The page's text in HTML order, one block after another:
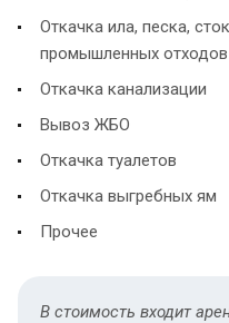
Откачка ила, песка,
промышленных отходов
Откачка канализации
Вывоз ЖБО
Откачка туалетов
Откачка выгребных ям
Прочее
В стоимость входит